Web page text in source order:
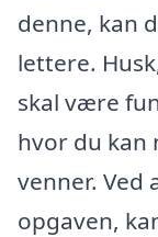
denne, kan
lettere.
skal være
hvor du kan
venner.
opgaven,